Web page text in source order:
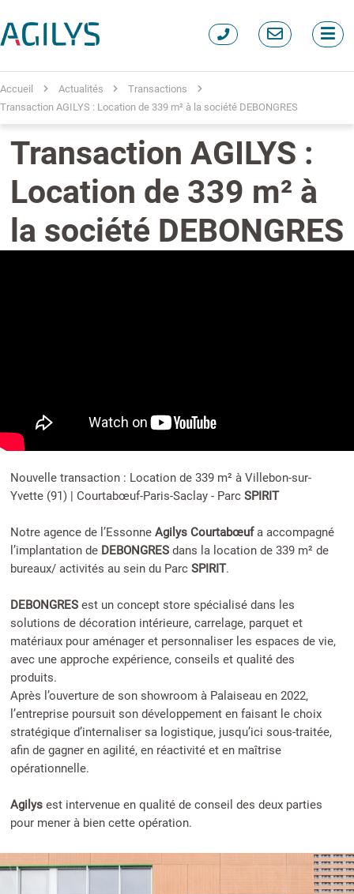
Accueil Actualités
Transactions
Transaction AGILYS : Location de 339 m² à la société DEBONGRES
Transaction AGILYS :
Location de 339 m² à
la société DEBONGRES
Nouvelle transaction : Location de 339 m² à Villebon-sur-
Yvette (91) | Courtabœuf-Paris-Saclay - Parc SPIRIT
Notre agence de l’Essonne Agilys Courtabœufa accompagné
l’implantation de DEBONGRES dans la location de 339 m² de
bureaux/ activités au sein du Parc SPIRIT.
DEBONGRESest un concept store spécialisé dans les
solutions de décoration intérieure, carrelage, parquet et
matériaux pour aménager et personnaliser les espaces de vie,
avec une approche expérience, conseils et qualité des
produits.
Après l’ouverture de son showroom à Palaiseau en 2022,
l’entreprise poursuit son développement en faisant le choix
stratégique d’internaliser sa logistique, jusqu’ici sous-traitée,
afin de gagner en agilité, en réactivité et en maîtrise
opérationnelle.
Agilysest intervenue en qualité de conseil des deux parties
pour mener à bien cette opération.